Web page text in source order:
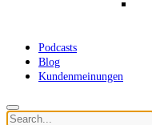
Podcasts
Blog
Kundenmeinungen